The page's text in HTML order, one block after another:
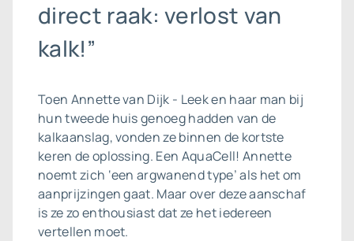
direct raak: verlost van
kalk!”
Toen Annette van Dijk - Leek en haar man bij
hun tweede huis genoeg hadden van de
kalkaanslag, vonden ze binnen de kortste
keren de oplossing. Een AquaCell! Annette
noemt zich ‘een argwanend type’ als het om
aanprijzingen gaat. Maar over deze aanschaf
is ze zo enthousiast dat ze het iedereen
vertellen moet.